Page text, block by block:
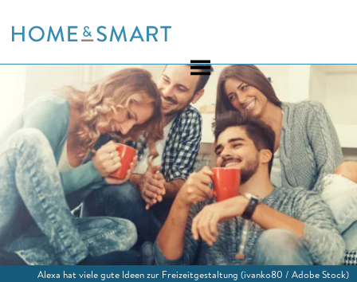
to
Alexa hat viele gute Ideen zur Freizeitgestaltung (ivanko80 / Adobe Stock)